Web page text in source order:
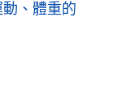
、體重的